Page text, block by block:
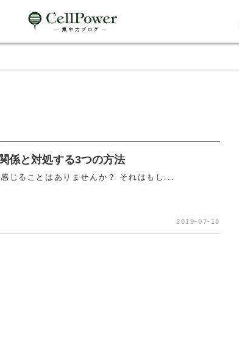
係と対処する3つの方法
じることはありませんか？ それはもし...
2019-07-18